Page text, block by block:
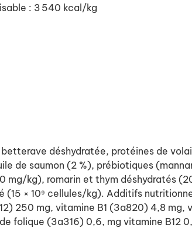
: 3 540 kcal/kg
déshydratée, protéines de
de saumon (2 %), prébiotiques
mg/kg), romarin et thym déshydratés
× 10⁹ cellules/kg). Additifs
250 mg, vitamine B1 (3a820) 4,8 mg,
folique (3a316) 0,6, mg vitamine B12